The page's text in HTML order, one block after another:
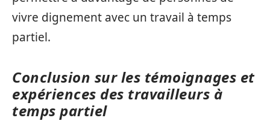
vivre dignement avec un travail à temps
partiel.
Conclusion sur les témoignages et
expériences des travailleurs à
temps partiel